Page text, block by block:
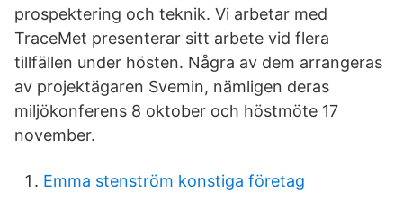
prospektering och teknik. Vi arbetar med
TraceMet presenterar sitt arbete vid flera
tillfällen under hösten. Några av dem arrangeras
av projektägaren Svemin, nämligen deras
miljökonferens 8 oktober och höstmöte 17
november.
Emma stenström konstiga företag